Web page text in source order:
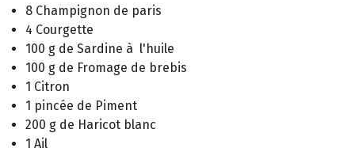
8 Champignon de paris
4 Courgette
100 g de Sardine à l'huile
100 g de Fromage de brebis
1 Citron
1 pincée de Piment
200 g de Haricot blanc
1 Ail